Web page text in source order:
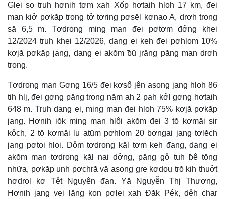
Glei so truh hơnih tơm xah Xốp hơtaih hloh 17 km, đei
man kiơ̆ pơkăp trong tơ̆ tơring pơsĕl kơnao A, drơh trong
să 6,5 m. Tơdrong ming man đei pơtơm đơ̆ng khei
12/2024 truh khei 12/2026, dang ei keh đei pơhlom 10%
kơjă pơkăp jang, dang ei akŏm ƀŭ jrăng păng man drơh
trong.
Tơdrong man Gơng 16/5 đei kơsô̆ jên asong jang hloh 86
tih hlj, đei gơng păng trong năm ah 2 pah kơ̆l gơng hơtaih
648 m. Truh dang ei, ming man đei hloh 75% kơjă pơkăp
jang. Hơnih iŏk ming man hlôi akŏm đei 3 tŏ kơmăi sir
kôch, 2 tŏ kơmăi lu atŭm pơhlom 20 bơngai jang tơlĕch
jang pơtoi hloi. Dôm tơdrong kăl tơm keh đang, dang ei
akŏm man tơdrong kăl nai dơ̆ng, păng gô tuh ƀê tŏng
như̆a, pơkăp unh pơchră vă asong gre kơdou trŏ kih thuơ̆t
hơdrol kơ Têt Nguyên đan. Yă Nguyễn Thị Thương,
Hơnih jang vei lăng kon pơlei xah Đăk Pék, dêh char